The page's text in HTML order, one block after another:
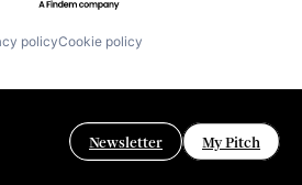
policyCookie policy
Newsletter My Pitch